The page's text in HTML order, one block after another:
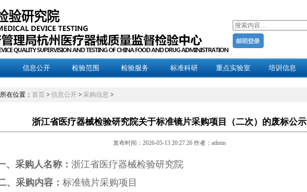
信息公开 检验范围 检验服务 标准科研 重点实验室 培训信息
在位置： 首页 > 信息公开 > 采购信息 >
浙江省医疗器械检验研究院关于标准镜片采购项目（二次）的废标公示
发布时间：2026-05-13 20:27:26 作者：admin
、采购人名称： 浙江省医疗器械检验研究院
、采购内容： 标准镜片采购项目